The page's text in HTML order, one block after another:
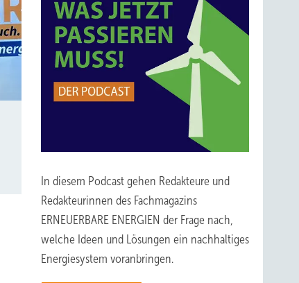
In diesem Podcast gehen Redakteure und
Redakteurinnen des Fachmagazins
ERNEUERBARE ENERGIEN der Frage nach,
welche Ideen und Lösungen ein nachhaltiges
Energiesystem voranbringen.